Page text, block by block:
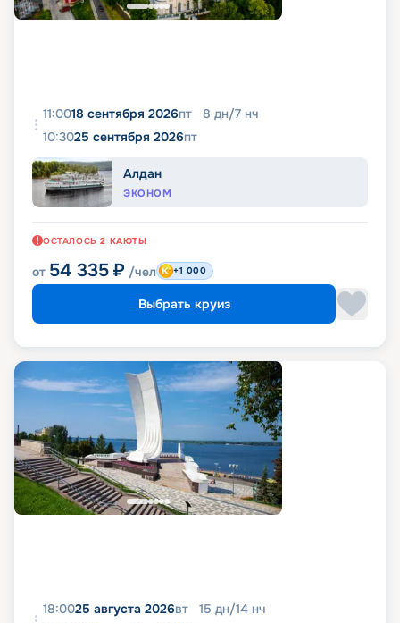
11:0018 сентября 2026пт 8 дн/7 нч
10:3025 сентября 2026пт
Алдан
ЭКОНОМ
ОСТАЛОСЬ 2 КАЮТЫ
от 54 335 ₽ /чел +1 000
Выбрать круиз
18:0025 августа 2026вт 15 дн/14 нч